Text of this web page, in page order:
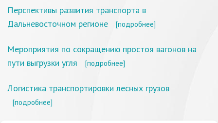
Перспективы развития транспорта в
Дальневосточном регионе
[подробнее]
Мероприятия по сокращению простоя вагонов на
пути выгрузки угля
[подробнее]
Логистика транспортировки лесных грузов
[подробнее]